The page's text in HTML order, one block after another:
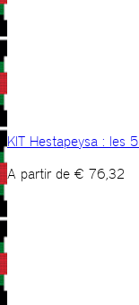
KIT Hestapeysa : les
A partir de € 76,32